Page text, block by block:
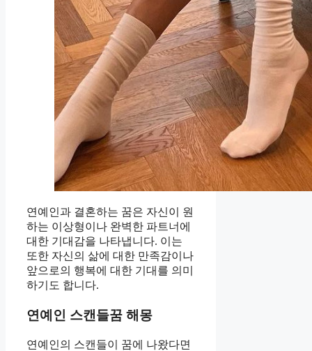
연예인과 결혼하는 꿈은 자신이 원
하는 이상형이나 완벽한 파트너에
대한 기대감을 나타냅니다. 이는
또한 자신의 삶에 대한 만족감이나
앞으로의 행복에 대한 기대를 의미
하기도 합니다.
연예인 스캔들꿈 해몽
연예인의 스캔들이 꿈에 나왔다면